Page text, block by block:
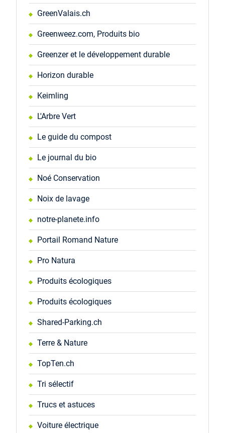
GreenValais.ch
Greenweez.com, Produits bio
Greenzer et le développement durable
Horizon durable
Keimling
L'Arbre Vert
Le guide du compost
Le journal du bio
Noé Conservation
Noix de lavage
notre-planete.info
Portail Romand Nature
Pro Natura
Produits écologiques
Produits écologiques
Shared-Parking.ch
Terre & Nature
TopTen.ch
Tri sélectif
Trucs et astuces
Voiture électrique